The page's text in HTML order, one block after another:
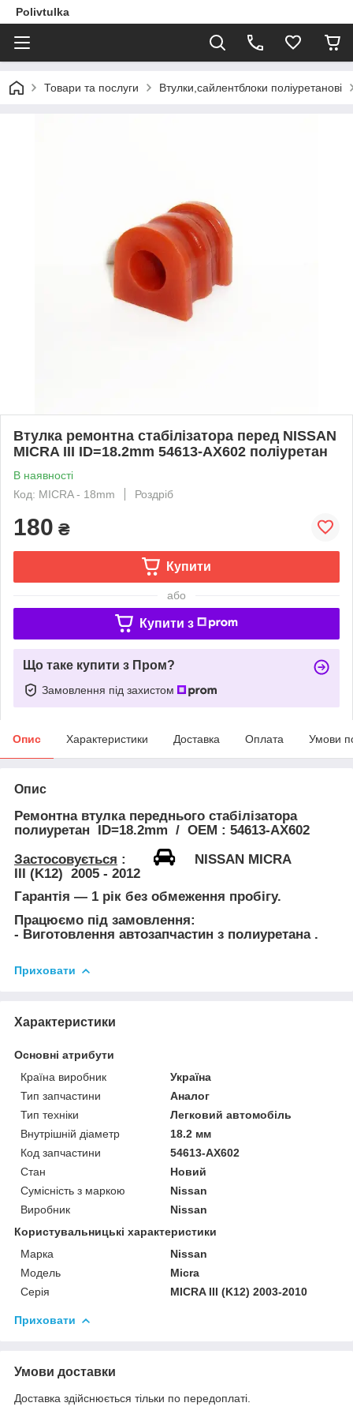
Polivtulka
Товари та послуги Втулки,сайлентблоки поліуретанові
Втулка ремонтна стабілізатора перед NISSAN
MICRA III ID=18.2mm 54613-AX602 поліуретан
В наявності
Код: MICRA - 18mm
Роздріб
180 ₴
Купити
або
Купити з
Що таке купити з Пром?
Замовлення під захистом
Опис Характеристики Доставка Оплата Умови
Опис
Ремонтнавтулка переднього стабілізатора
полиуретан
ID=18.2mm / ОЕМ : 54613-AX602
Застосовується :
NISSAN MICRA
III (K12) 2005 - 2012
Гарантія — 1 рік без обмеження пробігу.
Працюємо під замовлення:
- Виготовлення автозапчастин з полиуретана.
Приховати
Характеристики
Основні атрибути
Країна виробник
Україна
Тип запчастини
Аналог
Тип техніки
Легковий автомобіль
Внутрішній діаметр
18.2 мм
Код запчастини
54613-AX602
Стан
Новий
Сумісність з маркою
Nissan
Виробник
Nissan
Користувальницькі характеристики
Марка
Nissan
Модель
Micra
Серія
MICRA III (K12) 2003-2010
Приховати
Умови доставки
Доставка здійснюється тільки по передоплаті.